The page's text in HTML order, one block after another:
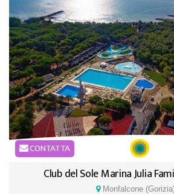
CONTATTA
Club del Sole Marina Julia
Monfalcone